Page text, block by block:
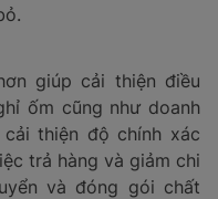
giúp cải thiện điều
ốm cũng như doanh
thiện độ chính xác
trả hàng và giảm chi
và đóng gói chất